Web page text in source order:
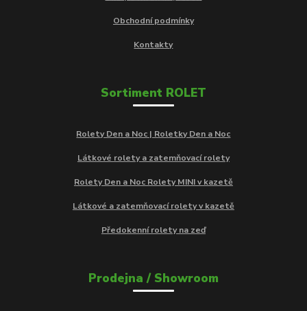
Obchodní podmínky
Kontakty
Sortiment ROLET
Rolety Den a Noc | Roletky Den a Noc
Látkové rolety a zatemňovací rolety
Rolety Den a Noc Rolety MINI v kazetě
Látkové a zatemňovací rolety v kazetě
Předokenní rolety na zeď
Prodejna / Showroom